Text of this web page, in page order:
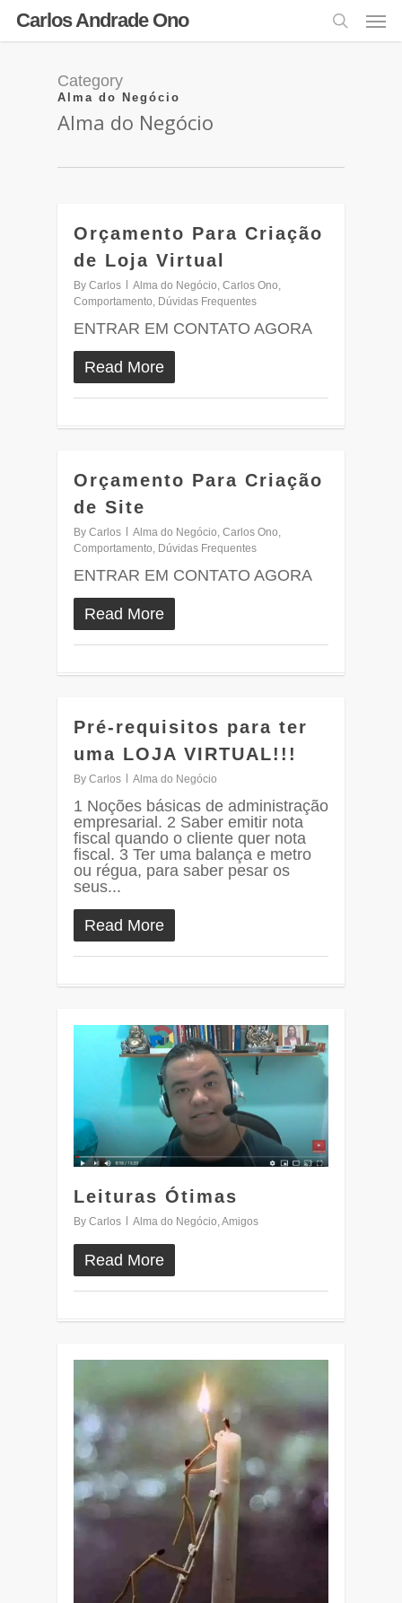
Carlos Andrade Ono
Category
Alma do Negócio
Alma do Negócio
Orçamento Para Criação
de Loja Virtual
By Carlos Alma do Negócio, Carlos Ono,
Comportamento, Dúvidas Frequentes
ENTRAR EM CONTATO AGORA
Read More
0
Orçamento Para Criação
de Site
By Carlos Alma do Negócio, Carlos Ono,
Comportamento, Dúvidas Frequentes
ENTRAR EM CONTATO AGORA
Read More
0
Pré-requisitos para ter
uma LOJA VIRTUAL!!!
By Carlos Alma do Negócio
1 Noções básicas de administração
empresarial. 2 Saber emitir nota
fiscal quando o cliente quer nota
fiscal. 3 Ter uma balança e metro
ou régua, para saber pesar os
seus...
Read More
0
Leituras Ótimas
By Carlos Alma do Negócio,Amigos
Read More
0
0